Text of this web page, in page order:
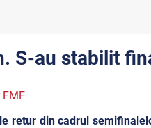
S-au stabilit
FMF
retur din cadrul